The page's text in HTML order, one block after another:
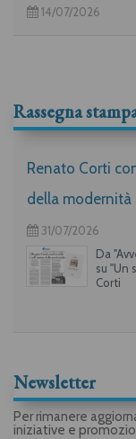
14/07/2026
Rassegna
Renato Corti
della modernità
31/07/2026
Da
su "Un
Corti
Newsletter
Per rimanere
iniziative e